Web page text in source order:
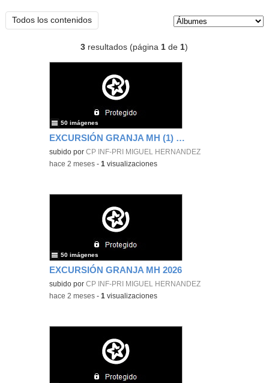
Todos los contenidos
3 resultados (página1 de1)
EXCURSIÓN GRANJA MH (1) 2026
subido porCP INF-PRI MIGUEL HERNANDEZ
50 imágenes
-hace 2 meses -1 visualizaciones
EXCURSIÓN GRANJA MH 2026
subido porCP INF-PRI MIGUEL HERNANDEZ
50 imágenes
-hace 2 meses -1 visualizaciones